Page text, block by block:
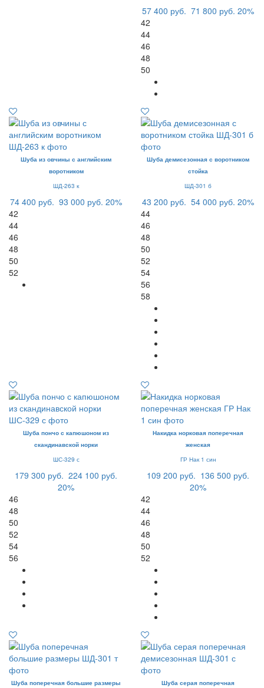
57 400 руб. 71 800 руб. 20%
42
44
46
48
50
Шуба из овчины с английским
воротником
ШД-263 к
74 400 руб. 93 000 руб. 20%
42
44
46
48
50
52
Шуба демисезонная с воротником
стойка
ШД-301 б
43 200 руб. 54 000 руб. 20%
44
46
48
50
52
54
56
58
Шуба пончо с капюшоном из
скандинавской норки
ШС-329 с
179 300 руб. 224 100 руб.
20%
46
48
50
52
54
56
Накидка норковая поперечная
женская
ГР Нак 1 син
109 200 руб. 136 500 руб.
20%
42
44
46
48
50
52
Шуба поперечная большие размеры
Шуба серая поперечная